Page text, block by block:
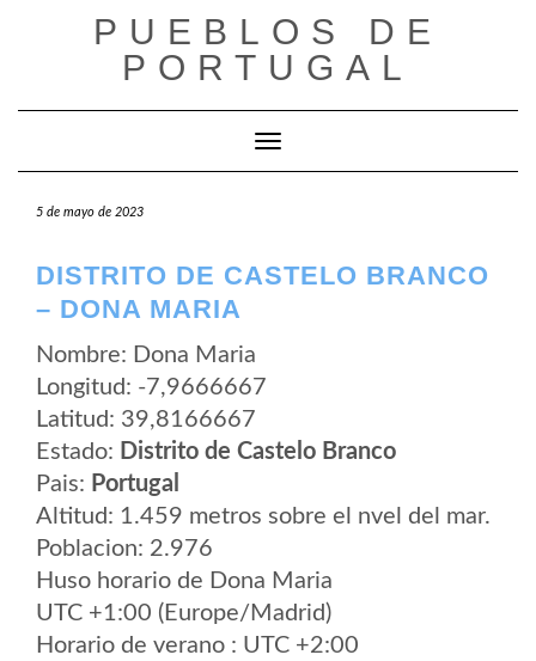
PUEBLOS DE
PORTUGAL
Cambiar modo de navegación
5 de mayo de 2023
DISTRITO DE CASTELO BRANCO
– DONA MARIA
Nombre: Dona Maria
Longitud: -7,9666667
Latitud: 39,8166667
Estado: Distrito de Castelo Branco
Pais: Portugal
Altitud: 1.459 metros sobre el nvel del mar.
Poblacion: 2.976
Huso horario de Dona Maria
UTC +1:00 (Europe/Madrid)
Horario de verano : UTC +2:00